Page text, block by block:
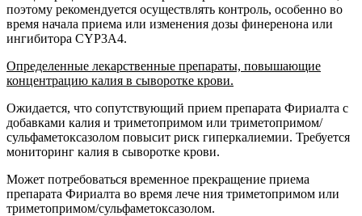
поэтому рекомендуется осуществлять контроль, особенно во
время начала приема или изменения дозы финеренона или
ингибитора CYP3A4.
Определенные лекарственные препараты, повышающие
концентрацию калия в сыворотке крови.
Ожидается, что сопутствующий прием препарата Фириалта с
добавками калия и триметопримом или триметопримом/
сульфаметоксазолом повысит риск гиперкалиемии. Требуется
мониторинг калия в сыворотке крови.
Может потребоваться временное прекращение приема
препарата Фириалта во время лече ния триметопримом или
триметопримом/сульфаметоксазолом.